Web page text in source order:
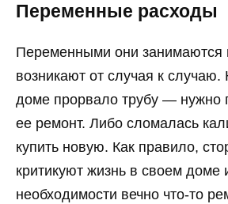
Переменные расходы
Переменными они занимаются
возникают от случая к
доме прорвало трубу — нужно
ее ремонт. Либо сломалась
купить новую. Как правило,
критикуют жизнь в своем доме
необходимости вечно что-то